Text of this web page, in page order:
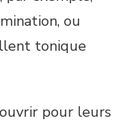
ou
tonique
pour leurs